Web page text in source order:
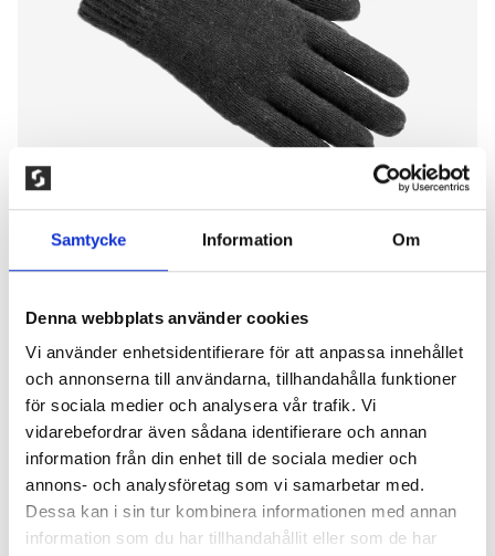
Samtycke Information Om
Denna webbplats använder cookies
Vi använder enhetsidentifierare för att anpassa innehållet
och annonserna till användarna, tillhandahålla funktioner
för sociala medier och analysera vår trafik. Vi
vidarebefordrar även sådana identifierare och annan
information från din enhet till de sociala medier och
annons- och analysföretag som vi samarbetar med.
Dessa kan i sin tur kombinera informationen med annan
information som du har tillhandahållit eller som de har
STICKAD YLLEHANDSKE MED
GREPP
200,00kr
Skön och funktionell stickad unisexhandske i ull med
fleecefoder och 3M™ Thinsulate™-vaddering som ger
effektiv värmeisolering i kallt väder. Förstärkt grepp i